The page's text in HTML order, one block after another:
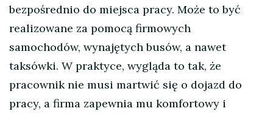
bezpośrednio do miejsca pracy. Może to być
realizowane za pomocą firmowych
samochodów, wynajętych busów, a nawet
taksówki. W praktyce, wygląda to tak, że
pracownik nie musi martwić się o dojazd do
pracy, a firma zapewnia mu komfortowy i